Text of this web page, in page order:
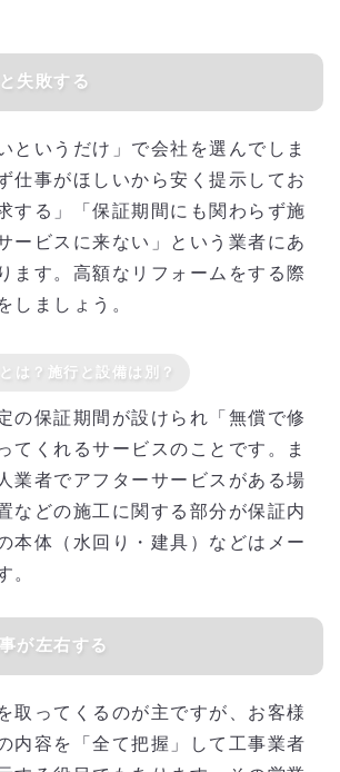
と失敗する
というだけ」で会社を選んでしま
仕事がほしいから安く提示してお
する」「保証期間にも関わらず施
ービスに来ない」という業者にあ
ます。高額なリフォームをする際
しましょう。
は？施行と設備は別？
の保証期間が設けられ「無償で修
てくれるサービスのことです。ま
業者でアフターサービスがある場
などの施工に関する部分が保証内
本体（水回り・建具）などはメー
。
事が左右する
取ってくるのが主ですが、お客様
内容を「全て把握」して工事業者